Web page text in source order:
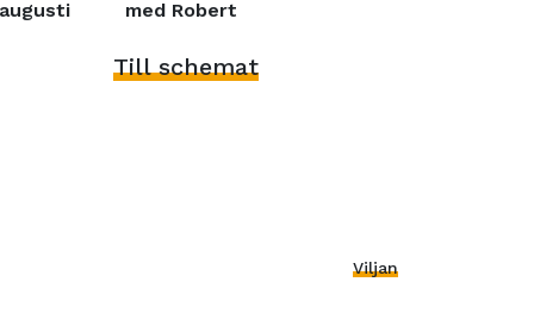
augusti med Robert
Till schemat
Viljan